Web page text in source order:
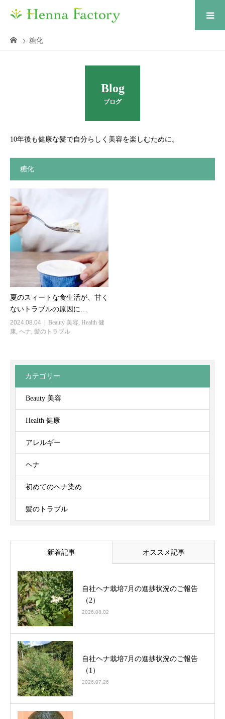
糖化
Blog
ブログ
10年後も健康な髪で自分らしく美容を楽しむために。
糖化
夏のスィートな食生活が、甘く
ないトラブルの原因に…
2024.08.04 Beauty 美容, Health 健
康, ヘナ, 髪のトラブル
カテゴリー
Beauty 美容
Health 健康
アレルギー
ヘナ
初めてのヘナ染め
髪のトラブル
新着記事 オススメ記事
自社ヘナ栽培7月の進捗状況のご報告
（2）
2026.08.02
自社ヘナ栽培7月の進捗状況のご報告
（1）
2026.07.26